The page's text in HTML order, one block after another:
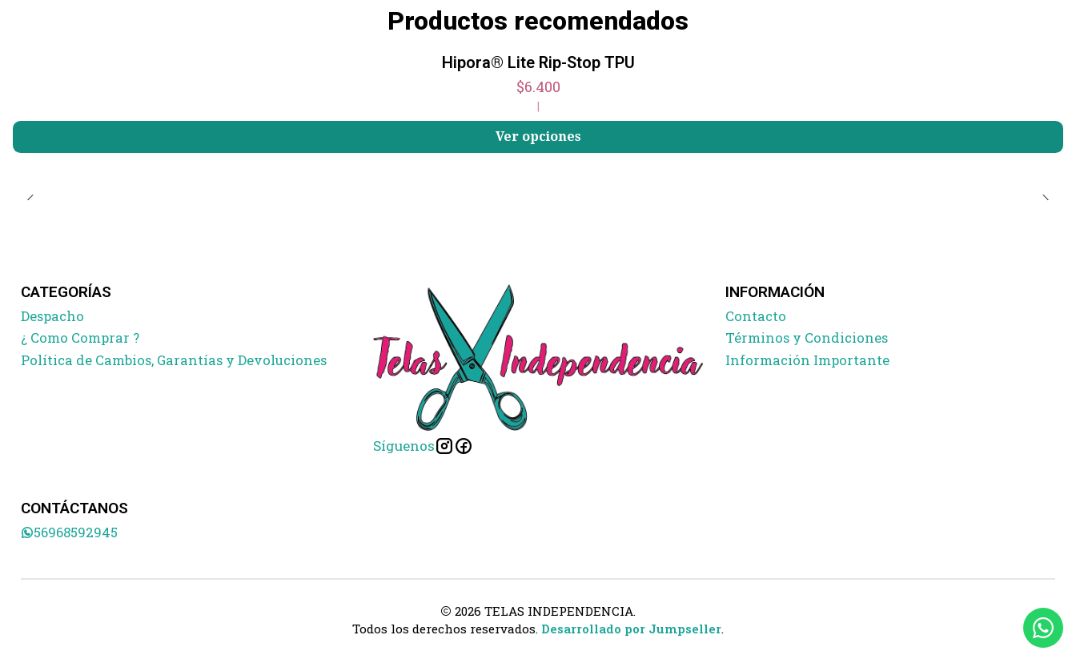
Productos recomendados
Hipora® Lite Rip-Stop TPU
$6.400
|
Ver opciones
CATEGORÍAS
Despacho
¿ Como Comprar ?
Política de Cambios, Garantías y Devoluciones
Síguenos
INFORMACIÓN
Contacto
Términos y Condiciones
Información Importante
CONTÁCTANOS
56968592945
2026 TELAS INDEPENDENCIA.
Todos los derechos reservados. Desarrollado por Jumpseller.